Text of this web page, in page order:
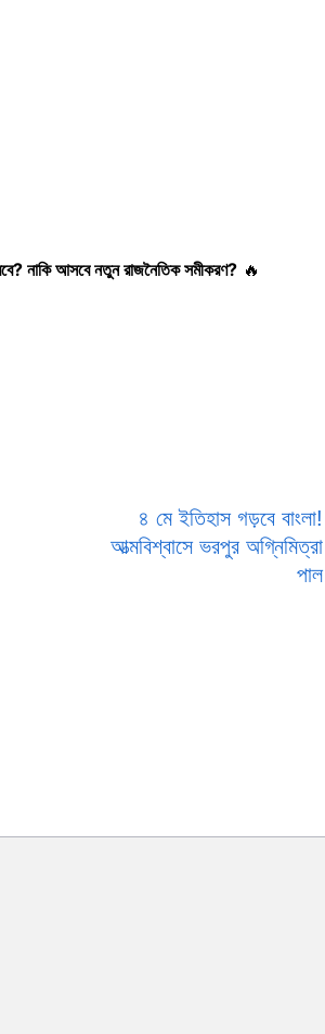
নাকি আসবে নতুন রাজনৈতিক সমীকরণ? 🔥
৪ মে ইতিহাস গড়বে বাংলা!
আত্মবিশ্বাসে ভরপুর অগ্নিমিত্রা
পাল